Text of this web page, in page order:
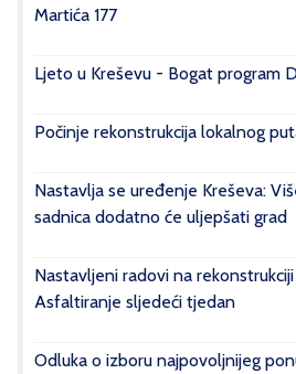
Martića 177
Ljeto u Kreševu - Bogat program
Počinje rekonstrukcija lokalnog
Nastavlja se uređenje Kreševa:
sadnica dodatno će uljepšati grad
Nastavljeni radovi na
Asfaltiranje sljedeći tjedan
Odluka o izboru najpovoljnijeg